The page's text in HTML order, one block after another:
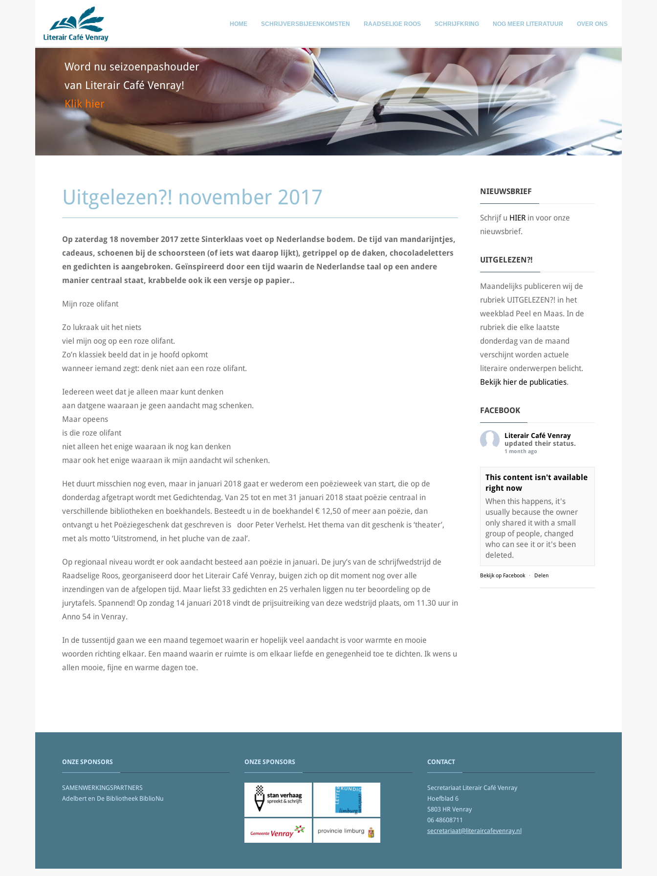
HOME SCHRIJVERSBIJEENKOMSTEN RAADSELIGE ROOS SCHRIJFKRING NOG MEER LITERATUUR OVER ONS
Word nu seizoenpashouder
van Literair Café Venray!
Klik hier
Uitgelezen?! november 2017
Op zaterdag 18 november 2017 zette Sinterklaas voet op Nederlandse bodem. De tijd van mandarijntjes,
cadeaus, schoenen bij de schoorsteen (of iets wat daarop lijkt), getrippel op de daken, chocoladeletters
en gedichten is aangebroken. Geïnspireerd door een tijd waarin de Nederlandse taal op een andere
manier centraal staat, krabbelde ook ik een versje op papier..
Mijn roze olifant
Zo lukraak uit het niets
viel mijn oog op een roze olifant.
Zo’n klassiek beeld dat in je hoofd opkomt
wanneer iemand zegt: denk niet aan een roze olifant.
Iedereen weet dat je alleen maar kunt denken
aan datgene waaraan je geen aandacht mag schenken.
Maar opeens
is die roze olifant
niet alleen het enige waaraan ik nog kan denken
maar ook het enige waaraan ik mijn aandacht wil schenken.
Het duurt misschien nog even, maar in januari 2018 gaat er wederom een poëzieweek van start, die op de
donderdag afgetrapt wordt met Gedichtendag. Van 25 tot en met 31 januari 2018 staat poëzie centraal in
verschillende bibliotheken en boekhandels. Besteedt u in de boekhandel € 12,50 of meer aan poëzie, dan
ontvangt u het Poëziegeschenk dat geschreven is door Peter Verhelst. Het thema van dit geschenk is ‘theater’,
met als motto ‘Uitstromend, in het pluche van de zaal’.
Op regionaal niveau wordt er ook aandacht besteed aan poëzie in januari. De jury’s van de schrijfwedstrijd de
Raadselige Roos, georganiseerd door het Literair Café Venray, buigen zich op dit moment nog over alle
inzendingen van de afgelopen tijd. Maar liefst 33 gedichten en 25 verhalen liggen nu ter beoordeling op de
jurytafels. Spannend! Op zondag 14 januari 2018 vindt de prijsuitreiking van deze wedstrijd plaats, om 11.30 uur in
Anno 54 in Venray.
In de tussentijd gaan we een maand tegemoet waarin er hopelijk veel aandacht is voor warmte en mooie
woorden richting elkaar. Een maand waarin er ruimte is om elkaar liefde en genegenheid toe te dichten. Ik wens u
allen mooie, fijne en warme dagen toe.
NIEUWSBRIEF
Schrijf u HIER in voor onze
nieuwsbrief.
UITGELEZEN?!
Maandelijks publiceren wij de
rubriek UITGELEZEN?! in het
weekblad Peel en Maas. In de
rubriek die elke laatste
donderdag van de maand
verschijnt worden actuele
literaire onderwerpen belicht.
Bekijk hier de publicaties.
FACEBOOK
Literair Café Venray
updated their status.
1 month ago
This content isn't available
right now
When this happens, it's
usually because the owner
only shared it with a small
group of people, changed
who can see it or it's been
deleted.
Bekijk op Facebook · Delen
ONZE SPONSORS
SAMENWERKINGSPARTNERS
Adelbert en De Bibliotheek BiblioNu
ONZE SPONSORS CONTACT
Secretariaat Literair Café Venray
Hoefblad 6
5803 HR Venray
06 48608711
secretariaat@literaircafevenray.nl